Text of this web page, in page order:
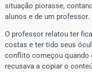
situação piorasse,
alunos e de um professor.
O professor relatou ter
costas e ter tido seus
conflito começou quando
recusava a copiar o